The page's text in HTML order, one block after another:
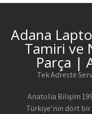
Adana
Tamiri ve
Parça |
Tek Adreste
Anatolia Bilişim
Türkiye’nin dört